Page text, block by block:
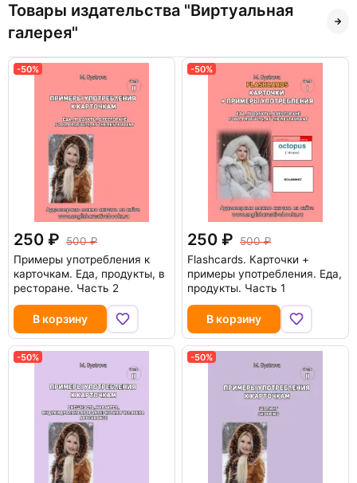
Товары издательства "Виртуальная
галерея"
-50%
250
500
Примеры употребления к
карточкам. Еда, продукты, в
ресторане. Часть 2
В корзину
-50%
250
500
Flashcards. Карточки +
примеры употребления. Еда,
продукты. Часть 1
В корзину
-50% -50%